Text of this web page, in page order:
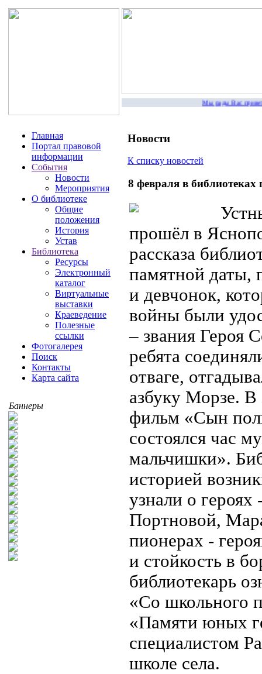
Мы рады Вас
Главная
Портал правовой
информации
События
Новости
Мероприятия
О библиотеке
Общие
положения
История
Устав
Библиотека
Ресурсы
Электронный
каталог
Виртуальные
выставки
Краеведение
Полезные
ссылки
Фотогалерея
Поиск
Контакты
Карта сайта
Баннеры
Новости
К списку новостей
8 февраля в
прошёл в
рассказа
памятной даты,
и девчонок,
войны были
– звания Героя
ребята
отваге,
азбуку Морзе. В
фильм «Сын
состоялся час
мальчишки».
историей
узнали о
Портновой,
пионерах -
и стойкость в
библиотекарь
«Со школьного
«Памяти юных
специалистом
школе села.